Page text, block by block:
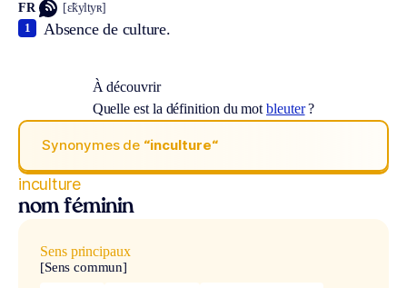
FR [ɛ̃kyltyʀ]
Absence de culture.
1
À découvrir
Quelle est la définition du motbleuter?
Synonymes de “inculture“
inculture
nom féminin
Sens principaux
[Sens commun]